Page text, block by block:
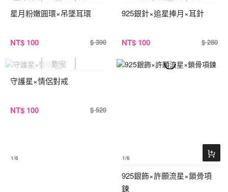
星月粉嫩圓環×吊墜耳環
NT$ 100 $ 390
925銀針×追星捧月×耳針
NT$ 100 $ 280
1/6
守護星×情侶對戒
NT$ 100 $ 520
1/6
925銀飾×許願流星×鎖骨項
鍊